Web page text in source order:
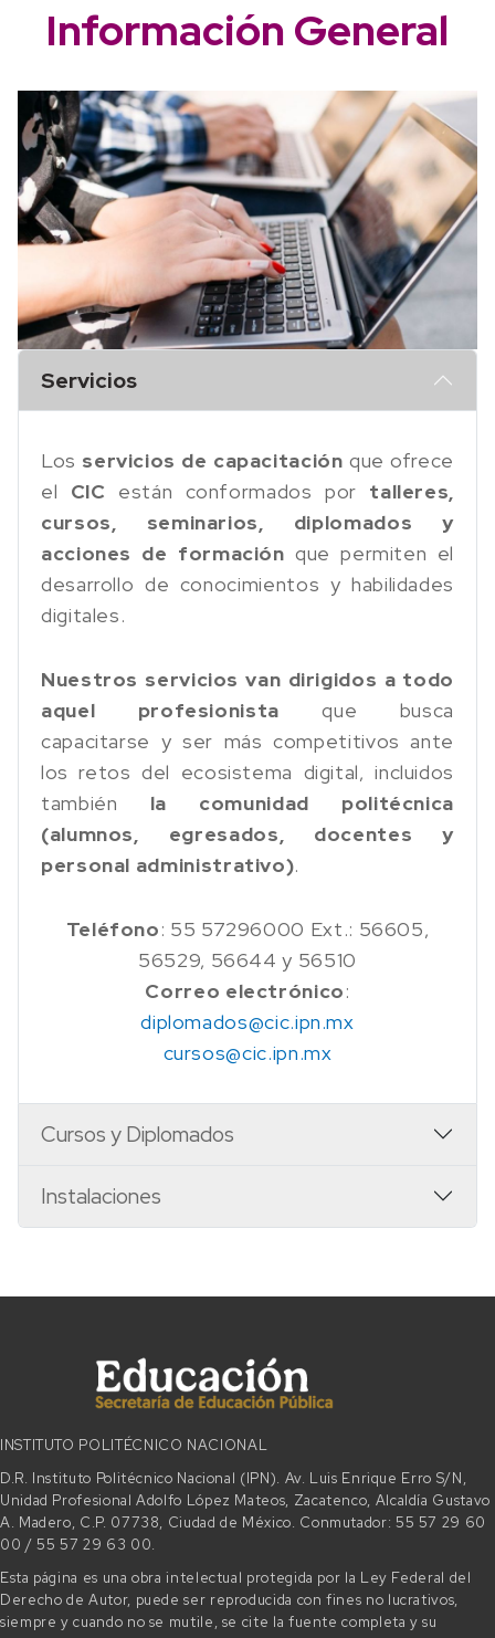
Información General
Servicios
Los servicios de capacitación que ofrece
el CIC están conformados por talleres,
cursos, seminarios, diplomados y
acciones de formación que permiten el
desarrollo de conocimientos y habilidades
digitales.
Nuestros servicios van dirigidos a todo
aquel profesionista que busca
capacitarse y ser más competitivos ante
los retos del ecosistema digital, incluidos
también la comunidad politécnica
(alumnos, egresados, docentes y
personal administrativo).
Teléfono: 55 57296000 Ext.: 56605,
56529, 56644 y 56510
Correo electrónico:
diplomados@cic.ipn.mx
cursos@cic.ipn.mx
Cursos y Diplomados
Instalaciones
INSTITUTO POLITÉCNICO NACIONAL
D.R. Instituto Politécnico Nacional (IPN). Av. Luis Enrique Erro S/N,
Unidad Profesional Adolfo López Mateos, Zacatenco, Alcaldía Gustavo
A. Madero, C.P. 07738, Ciudad de México. Conmutador: 55 57 29 60
00 / 55 57 29 63 00.
Esta página es una obra intelectual protegida por la Ley Federal del
Derecho de Autor, puede ser reproducida con fines no lucrativos,
siempre y cuando no se mutile, se cite la fuente completa y su